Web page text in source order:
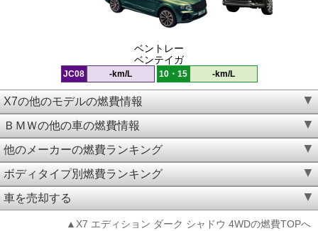
ベントレー
ベンテイガ
JC08 -km/L 10・15 -km/L
X7の他のモデルの燃費情報
ＢＭＷの他の車の燃費情報
他のメーカーの燃費ランキング
ボディタイプ別燃費ランキング
車を売却する
▲X7 エディション ダーク シャドウ 4WDの燃費TOPへ